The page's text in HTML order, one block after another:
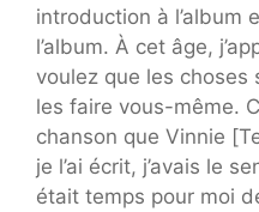
introduction à l’album
l’album. À cet âge,
voulez que les
les faire vous-même.
chanson que Vinnie
je l’ai écrit, j’avais le
était temps pour moi